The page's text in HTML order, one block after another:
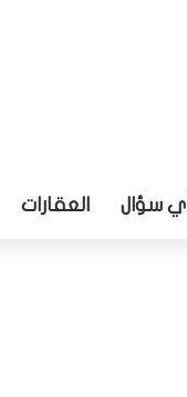
أي سؤال العقارات